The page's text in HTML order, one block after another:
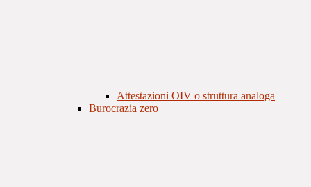
Attestazioni OIV o struttura analoga
Burocrazia zero